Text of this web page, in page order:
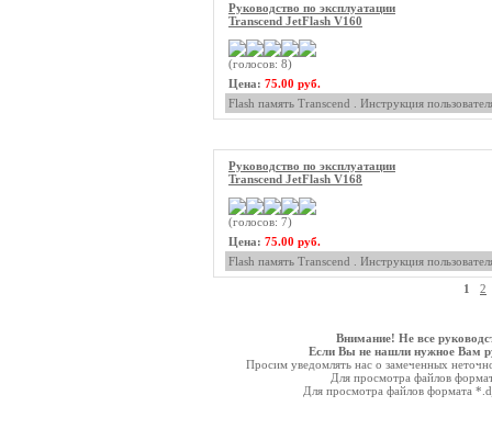
Руководство по эксплуатации
Transcend JetFlash V160
(голосов: 8)
Цена: 75.00 руб.
Flash память Transcend . Инструкция
Руководство по эксплуатации
Transcend JetFlash V168
(голосов: 7)
Цена: 75.00 руб.
Flash память Transcend . Инструкция
1 2
Внимание! Не все
Если Вы не нашли нужное Вам
Просим уведомлять нас о замеченных
Для просмотра файлов
Для просмотра файлов формата